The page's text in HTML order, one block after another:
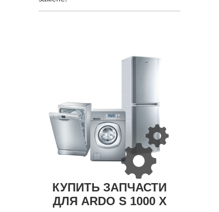
КУПИТЬ ЗАПЧАСТИ
ДЛЯ ARDO S 1000 X